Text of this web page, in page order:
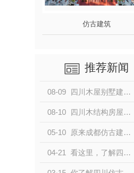
仿古建筑
推荐新闻
08-09 四川木屋别墅建筑有哪些优点？
08-10 四川木结构房屋设计注意事项介绍
05-10 原来成都仿古建筑和古建筑的区别有这些
04-21 看这里，了解四川民宿木屋的一些小知识